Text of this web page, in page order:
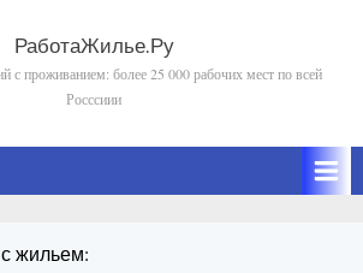
РаботаЖилье.Ру
с проживанием: более 25 000 рабочих мест по всей
Росссиии
жильем: